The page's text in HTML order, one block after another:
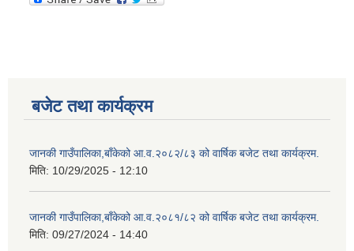
बजेट तथा कार्यक्रम
जानकी गाउँपालिका,बाँकेको आ.व.२०८२/८३ को वार्षिक बजेट तथा कार्यक्रम.
मिति: 10/29/2025 - 12:10
जानकी गाउँपालिका,बाँकेको आ.व.२०८१/८२ को वार्षिक बजेट तथा कार्यक्रम.
मिति: 09/27/2024 - 14:40